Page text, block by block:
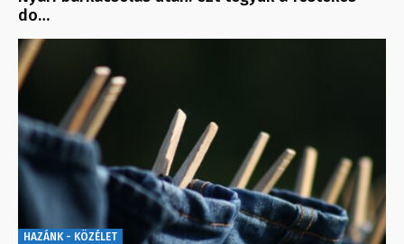
do…
HAZÁNK - KÖZÉLET